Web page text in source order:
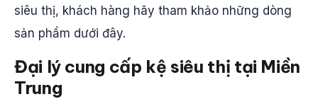
siêu thị, khách hàng hãy tham khảo những dòng
sản phẩm dưới đây.
Đại lý cung cấp kệ siêu thị tại Miền
Trung